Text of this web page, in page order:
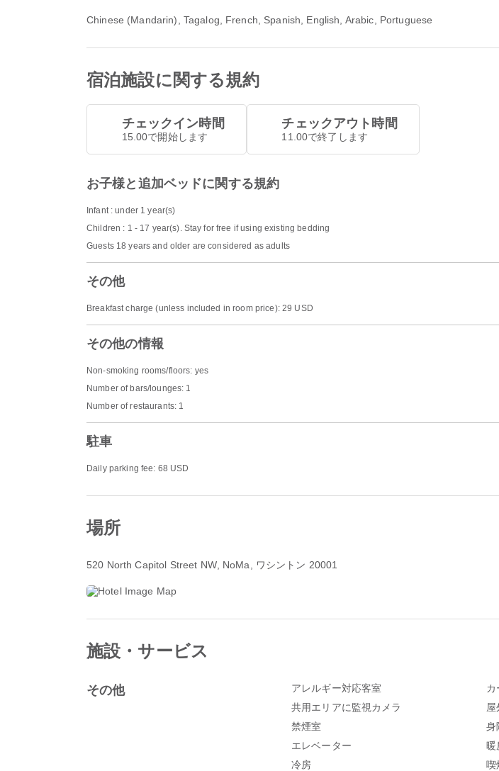
Chinese (Mandarin), Tagalog, French, Spanish, English, Arabic, Portuguese
宿泊施設に関する規約
チェックイン時間
15.00で開始します
チェックアウト時間
11.00で終了します
お子様と追加ベッドに関する規約
Infant : under 1 year(s)
Children : 1 - 17 year(s). Stay for free if using existing bedding
Guests 18 years and older are considered as adults
その他
Breakfast charge (unless included in room price): 29 USD
その他の情報
Non-smoking rooms/floors: yes
Number of bars/lounges: 1
Number of restaurants: 1
駐車
Daily parking fee: 68 USD
場所
520 North Capitol Street NW, NoMa, ワシントン 20001
施設・サービス
その他 アレルギー対応客室 カ
共用エリアに監視カメラ
禁煙室
身
エレベーター
暖
冷房
喫